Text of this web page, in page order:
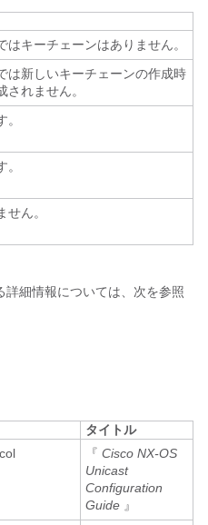
はキーチェーンはありません。
は新しいキーチェーンの作成時
されません。
せん。
細情報については、次を参照
タイトル
『 Cisco NX-OS
Unicast
Configuration
Guide 』